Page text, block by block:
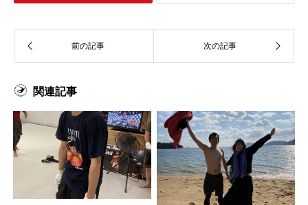
関連記事